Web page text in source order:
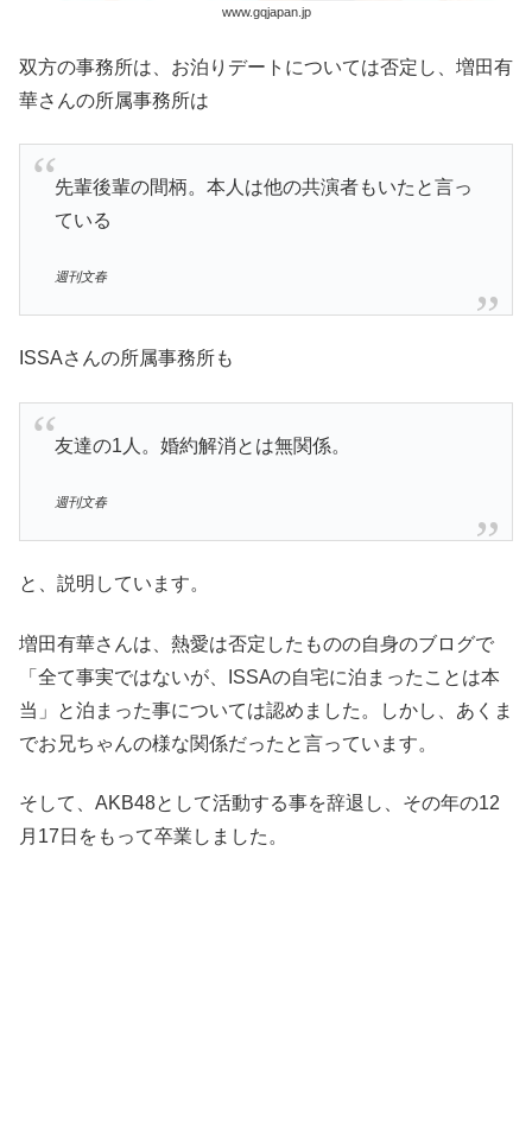
www.gqjapan.jp
双方の事務所は、お泊りデートについては否定し、増田有
華さんの所属事務所は
先輩後輩の間柄。本人は他の共演者もいたと言っ
ている
週刊文春
ISSAさんの所属事務所も
友達の1人。婚約解消とは無関係。
週刊文春
と、説明しています。
増田有華さんは、熱愛は否定したものの自身のブログで
「全て事実ではないが、ISSAの自宅に泊まったことは本
当」と泊まった事については認めました。しかし、あくま
でお兄ちゃんの様な関係だったと言っています。
そして、AKB48として活動する事を辞退し、その年の12
月17日をもって卒業しました。